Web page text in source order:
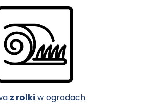
z rolki w ogrodach